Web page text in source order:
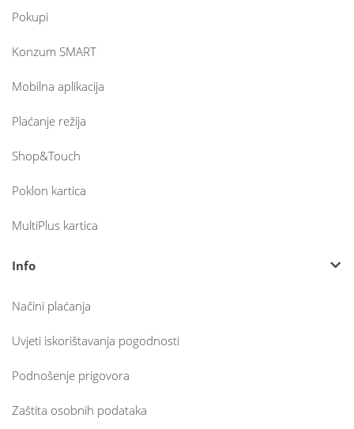
Pokupi
Konzum SMART
Mobilna aplikacija
Plaćanje režija
Shop&Touch
Poklon kartica
MultiPlus kartica
Info
Načini plaćanja
Uvjeti iskorištavanja pogodnosti
Podnošenje prigovora
Zaštita osobnih podataka